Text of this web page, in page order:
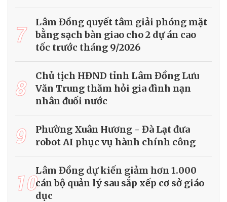
7
Lâm Đồng quyết tâm giải phóng mặt
bằng sạch bàn giao cho 2 dự án cao
tốc trước tháng 9/2026
8
Chủ tịch HĐND tỉnh Lâm Đồng Lưu
Văn Trung thăm hỏi gia đình nạn
nhân đuối nước
9
Phường Xuân Hương - Đà Lạt đưa
robot AI phục vụ hành chính công
10Lâm Đồng dự kiến giảm hơn 1.000
cán bộ quản lý sau sắp xếp cơ sở giáo
dục